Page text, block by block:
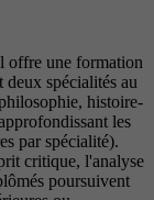
offre une formation
deux spécialités au
histoire-
les
par spécialité).
critique, l'analyse
poursuivent